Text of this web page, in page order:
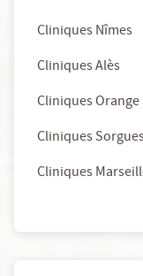
Cliniques Nîmes
Cliniques Alès
Cliniques Orange
Cliniques
Cliniques